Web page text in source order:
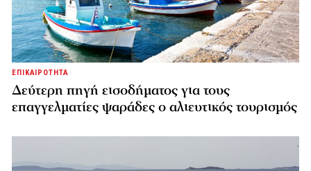
ΕΠΙΚΑΙΡΟΤΗΤΑ
Δεύτερη πηγή εισοδήματος για τους
επαγγελματίες ψαράδες ο αλιευτικός τουρισμός